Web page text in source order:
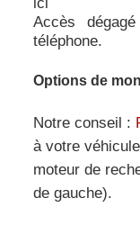
Accès
téléphone.
Options de
Notre conseil :
à votre
moteur de
de gauche).